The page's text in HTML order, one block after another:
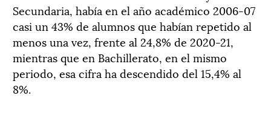
Secundaria, había en el año académico 2006-07
casi un 43% de alumnos que habían repetido al
menos una vez, frente al 24,8% de 2020-21,
mientras que en Bachillerato, en el mismo
periodo, esa cifra ha descendido del 15,4% al
8%.